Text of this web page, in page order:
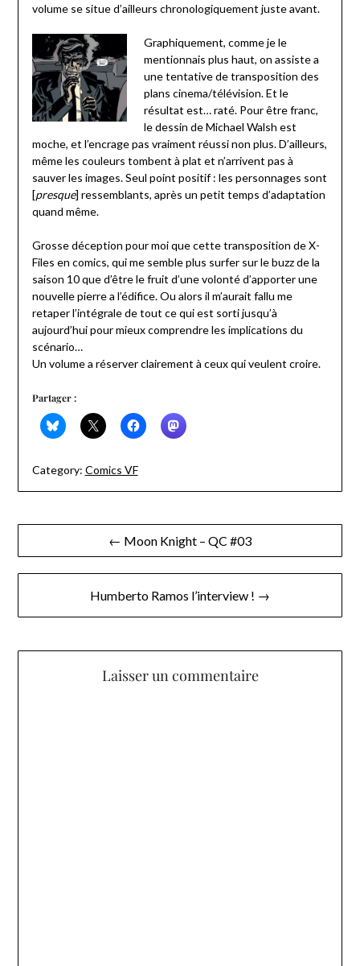
volume se situe d’ailleurs chronologiquement juste avant.
Graphiquement, comme je le
mentionnais plus haut, on assiste a
une tentative de transposition des
plans cinema/télévision. Et le
résultat est… raté. Pour être franc,
le dessin de Michael Walsh est
moche, et l’encrage pas vraiment réussi non plus. D’ailleurs,
même les couleurs tombent à plat et n’arrivent pas à
sauver les images. Seul point positif : les personnages sont
[presque] ressemblants, après un petit temps d’adaptation
quand même.
Grosse déception pour moi que cette transposition de X-
Files en comics, qui me semble plus surfer sur le buzz de la
saison 10 que d’être le fruit d’une volonté d’apporter une
nouvelle pierre a l’édifice. Ou alors il m’aurait fallu me
retaper l’intégrale de tout ce qui est sorti jusqu’à
aujourd’hui pour mieux comprendre les implications du
scénario…
Un volume a réserver clairement à ceux qui veulent croire.
Partager :
Category: Comics VF
Navigation
de
← Moon Knight – QC #03
Humberto Ramos l’interview ! →
Laisser un commentaire